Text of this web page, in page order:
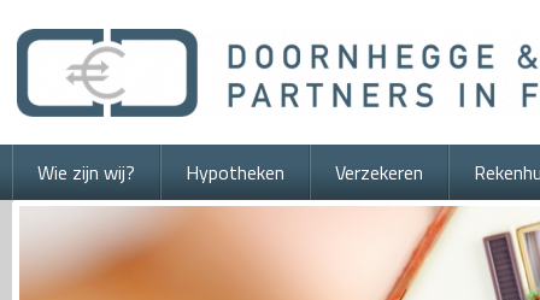
Wie zijn wij? Hypotheken Verzekeren